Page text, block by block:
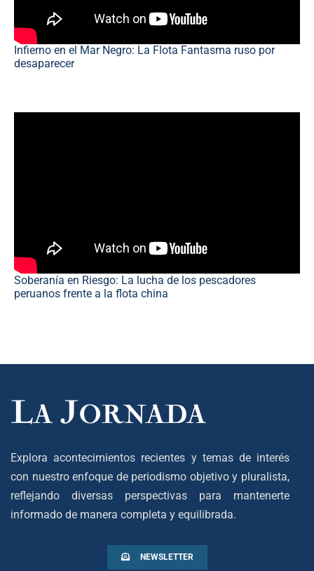
Infierno en el Mar Negro: La Flota Fantasma ruso por
desaparecer
Soberanía en Riesgo: La lucha de los pescadores
peruanos frente a la flota china
Explora acontecimientos recientes y temas de interés
con nuestro enfoque de periodismo objetivo y pluralista,
reflejando diversas perspectivas para mantenerte
informado de manera completa y equilibrada.
NEWSLETTER